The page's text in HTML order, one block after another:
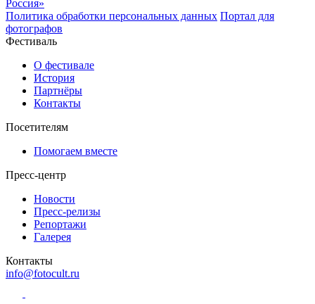
Политика обработки персональных данных Портал для
фотографов
Фестиваль
О фестивале
История
Партнёры
Контакты
Посетителям
Помогаем вместе
Пресс-центр
Новости
Пресс-релизы
Репортажи
Галерея
Контакты
info@fotocult.ru